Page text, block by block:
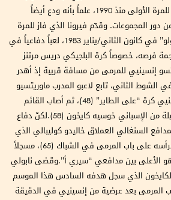
الناجح نحو إحراز لقب الدوري للمرة الأولى منذ 1990، علماً بأنه ودع أيضاً
دور المجموعات. وقدّم فيرونا الذي فاز للمرة
الأخيرة على ملعب “سان باولو” في كانون الثاني/يناير 1983، لعباً دفاعياً في
فرصه، خصوصاً كرة البلجيكي دريس مرتنز
لورنتسو إنسينيي للمرمى من مسافة قريبة إذ أهدر
فوق العارضة (31).وفي الشوط الثاني، تابع لاعبو المدرب ماوريتسيو
ساري ضغطهم، فسدد إنسينيي كرة “على الطاير” (48)، ثم أصاب القائم
برأسية قوية بعد عرضية جميلة من الإسباني خوسيه كايخون (58).لكنّ دفاع
السنغالي العملاق خاليدو كوليبالي الذي
ارتقى عالياً لركنية وتابعها برأسه على باب المرمى في الشباك (65)، مسجلاً
الأعلى بين مدافعي “سيري أ”.وقضى نابولي
الذي سجل هدفه السادس هذا الموسم
المرمى بعد عرضية من إنسينيي في الدقيقة